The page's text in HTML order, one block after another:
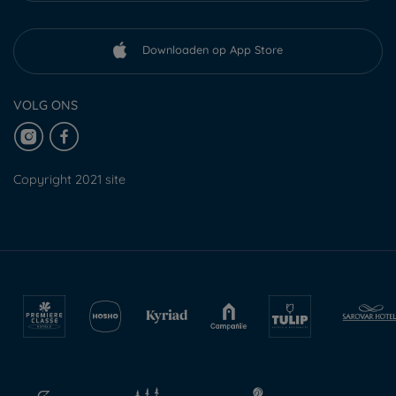
Downloaden op App Store
VOLG ONS
Copyright 2021 site